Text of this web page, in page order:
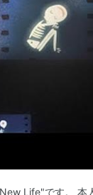
Life"です。 本